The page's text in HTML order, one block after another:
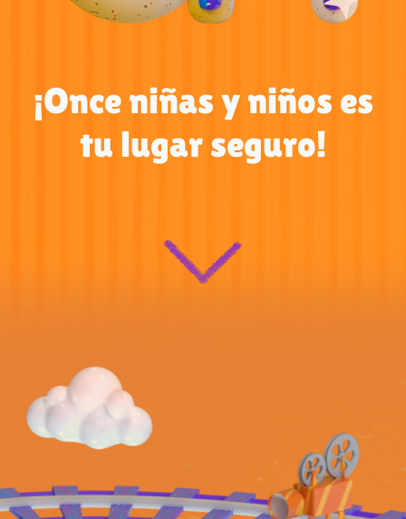
¡Once niñas y niños es
tu lugar seguro!